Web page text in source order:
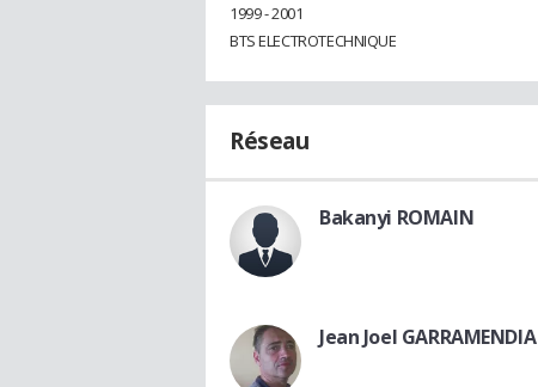
1999 - 2001
BTS ELECTROTECHNIQUE
Réseau
Bakanyi ROMAIN
Jean Joel GARRAMENDIA